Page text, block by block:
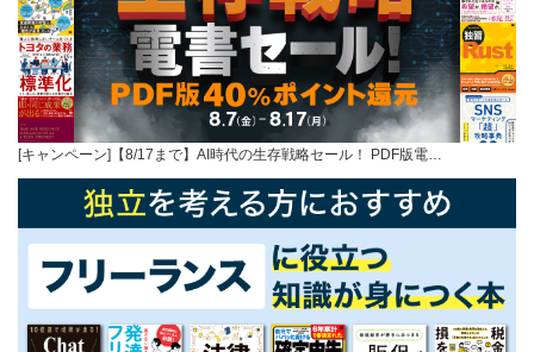
[キャンペーン]【8/17まで】AI時代の生存戦略セール！ PDF版電…